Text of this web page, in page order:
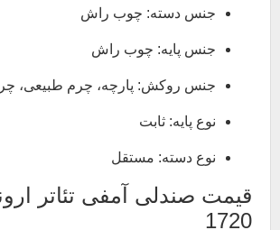
جنس دسته: چوب راش
جنس پایه: چوب راش
جنس روکش: پارچه، چرم طبیعی،
نوع پایه: ثابت
نوع دسته: مستقل
قیمت صندلی آمفی تئاتر
1720